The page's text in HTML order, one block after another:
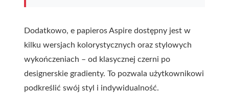
Dodatkowo, e papieros Aspire dostępny jest w
kilku wersjach kolorystycznych oraz stylowych
wykończeniach – od klasycznej czerni po
designerskie gradienty. To pozwala użytkownikowi
podkreślić swój styl i indywidualność.